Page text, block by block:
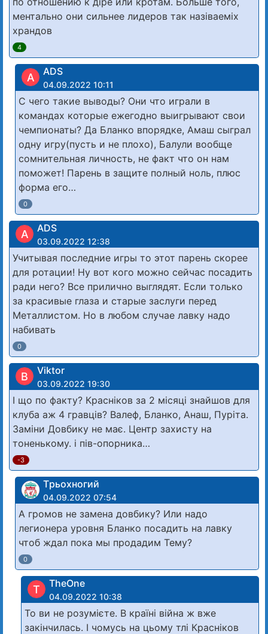
ментально они сильнее лидеров так назіваеміх
храндов
4
A ADS
04.09.2022 10:11
С чего такие выводы? Они что играли в
командах которые ежегодно выигрывают свои
чемпионаты? Да Бланко впорядке, Амаш сыграл
одну игру(пусть и не плохо), Балули вообще
сомнительная личность, не факт что он нам
поможет! Парень в защите полный ноль, плюс
форма его…
0
A ADS
03.09.2022 12:38
Учитывая последние игры то этот парень скорее
для ротации! Ну вот кого можно сейчас посадить
ради него? Все прилично выглядят. Если только
за красивые глаза и старые заслуги перед
Металлистом. Но в любом случае лавку надо
набивать
0
В Viktor
03.09.2022 19:30
І що по факту? Красніков за 2 місяці знайшов для
клуба аж 4 гравців? Валеф, Бланко, Анаш, Пуріта.
Заміни Довбику не має. Центр захисту на
тоненькому. і пів-опорника…
-3
Tрьохногий
04.09.2022 07:54
А громов не замена довбику? Или надо
легионера уровня Бланко посадить на лавку
чтоб ждал пока мы продадим Тему?
0
T TheOne
04.09.2022 10:38
То ви не розумієте. В країні війна ж вже
закінчилась. І чомусь на цьому тлі Красніков